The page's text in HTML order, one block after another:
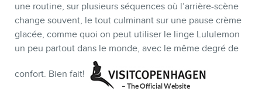
une routine, sur plusieurs séquences où l’arrière-scène
change souvent, le tout culminant sur une pause crème
glacée, comme quoi on peut utiliser le linge Lululemon
un peu partout dans le monde, avec le même degré de
confort. Bien fait!